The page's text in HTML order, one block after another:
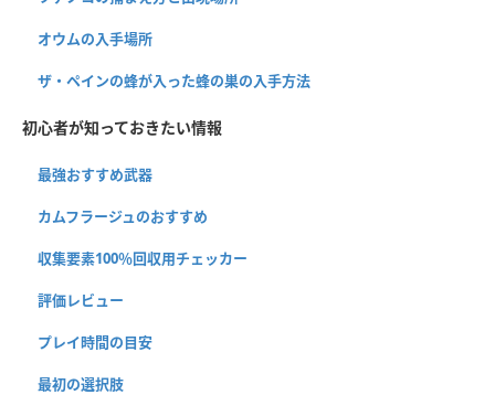
オウムの入手場所
ザ・ペインの蜂が入った蜂の巣の入手方法
初心者が知っておきたい情報
最強おすすめ武器
カムフラージュのおすすめ
収集要素100％回収用チェッカー
評価レビュー
プレイ時間の目安
最初の選択肢